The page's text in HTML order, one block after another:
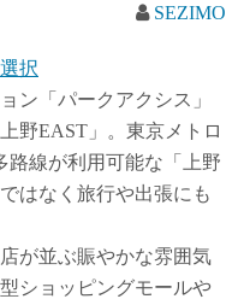
SEZIMO
択
ン「パークアクシス」
野EAST」。東京メトロ
路線が利用可能な「上野
はなく旅行や出張にも
が並ぶ賑やかな雰囲気
ショッピングモールや